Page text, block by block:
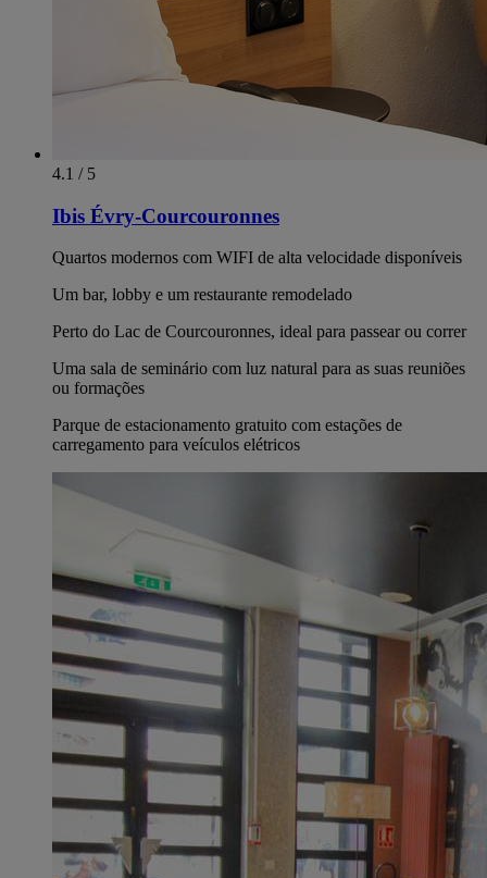
4.1 / 5
Ibis Évry-Courcouronnes
Quartos modernos com WIFI de alta velocidade disponíveis
Um bar, lobby e um restaurante remodelado
Perto do Lac de Courcouronnes, ideal para passear ou correr
Uma sala de seminário com luz natural para as suas reuniões
ou formações
Parque de estacionamento gratuito com estações de
carregamento para veículos elétricos